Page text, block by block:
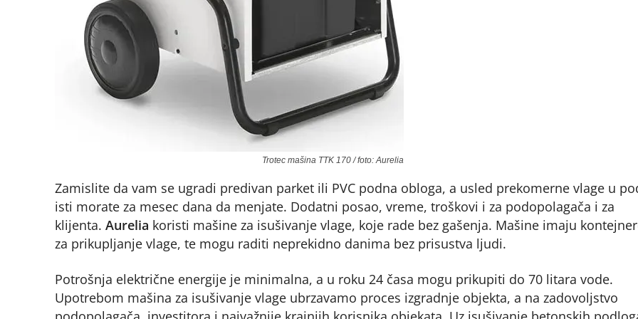
Trotec mašina TTK 170 / foto: Aurelia
Zamislite da vam se ugradi predivan parket ili PVC podna obloga, a usled prekomerne vlage u
isti morate za mesec dana da menjate. Dodatni posao, vreme, troškovi i za podopolagača i za
klijenta. Aurelia koristi mašine za isušivanje vlage, koje rade bez gašenja. Mašine imaju
za prikupljanje vlage, te mogu raditi neprekidno danima bez prisustva ljudi.
Potrošnja električne energije je minimalna, a u roku 24 časa mogu prikupiti do 70 litara vode.
Upotrebom mašina za isušivanje vlage ubrzavamo proces izgradnje objekta, a na zadovoljstvo